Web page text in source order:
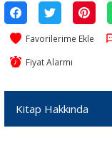
Fiyat Alarmı
Kitap Hakkında